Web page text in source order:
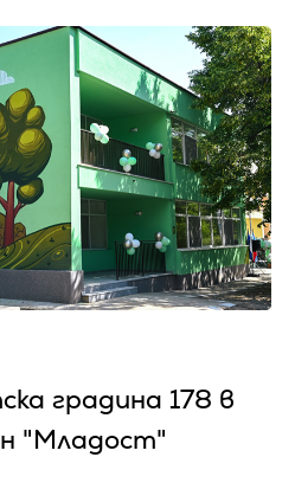
градина 178 в
"Младост"